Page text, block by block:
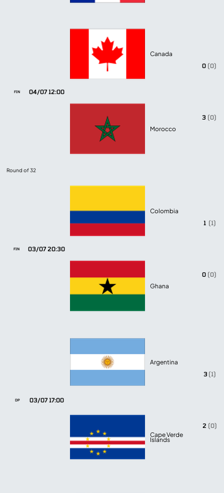
04/07 12:00
FIN
Canada
Morocco
0 (0)
3 (0)
Round of 32
03/07 20:30
FIN
Colombia
Ghana
1 (1)
0 (0)
03/07 17:00
DP
Argentina
Cape Verde
Islands
3 (1)
2 (0)